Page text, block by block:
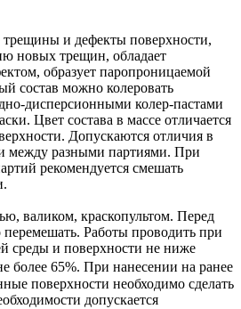
и дефекты поверхности,
новых трещин, обладает
образует паропроницаемой
состав можно колеровать
дисперсионными колер-пастами
Цвет состава в массе отличается
Допускаются отличия в
между разными партиями. При
рекомендуется смешать
валиком, краскопультом. Перед
Работы проводить при
среды и поверхности не ниже
более 65%. При нанесении на ранее
поверхности необходимо сделать
допускается